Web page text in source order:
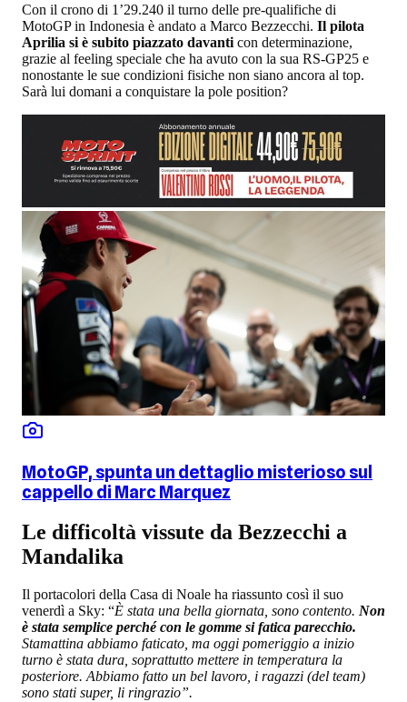
Con il crono di 1’29.240 il turno delle pre-qualifiche di
MotoGP in Indonesia è andato a Marco Bezzecchi. Il pilota
Aprilia si è subito piazzato davanti con determinazione,
grazie al feeling speciale che ha avuto con la sua RS-GP25 e
nonostante le sue condizioni fisiche non siano ancora al top.
Sarà lui domani a conquistare la pole position?
MotoGP, spunta un dettaglio misterioso sul
cappello di Marc Marquez
Le difficoltà vissute da Bezzecchi a
Mandalika
Il portacolori della Casa di Noale ha riassunto così il suo
venerdì a Sky: “È stata una bella giornata, sono contento. Non
è stata semplice perché con le gomme si fatica parecchio.
Stamattina abbiamo faticato, ma oggi pomeriggio a inizio
turno è stata dura, soprattutto mettere in temperatura la
posteriore. Abbiamo fatto un bel lavoro, i ragazzi (del team)
sono stati super, li ringrazio”.